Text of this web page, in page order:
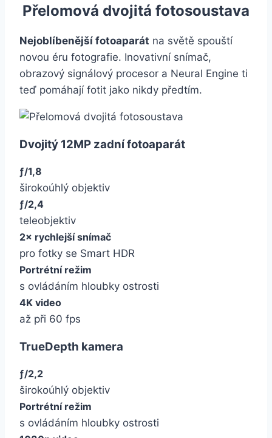
Přelomová dvojitá fotosoustava
Nejoblíbenější fotoaparát na světě spouští
novou éru fotografie. Inovativní snímač,
obrazový signálový procesor a Neural Engine ti
teď pomáhají fotit jako nikdy předtím.
Dvojitý 12MP zadní fotoaparát
ƒ/1,8
širokoúhlý objektiv
ƒ/2,4
teleobjektiv
2× rychlejší snímač
pro fotky se Smart HDR
Portrétní režim
s ovládáním hloubky ostrosti
4K video
až při 60 fps
TrueDepth kamera
ƒ/2,2
širokoúhlý objektiv
Portrétní režim
s ovládáním hloubky ostrosti